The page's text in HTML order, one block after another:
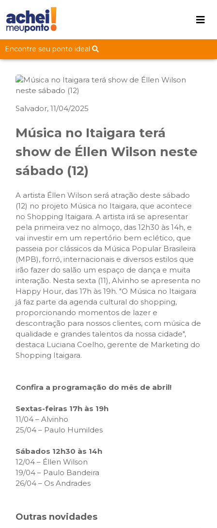
Encontre seu ponto ideal
Salvador, 11/04/2025
Música no Itaigara terá
show de Éllen Wilson neste
sábado (12)
A artista Éllen Wilson será atração deste sábado
(12) no projeto Música no Itaigara, que acontece
no Shopping Itaigara. A artista irá se apresentar
pela primeira vez no almoço, das 12h30 às 14h, e
vai investir em um repertório bem eclético, que
passeia por clássicos da Música Popular Brasileira
(MPB), forró, internacionais e diversos estilos que
irão fazer do salão um espaço de dança e muita
interação. Nesta sexta (11), Alvinho se apresenta no
Happy Hour, das 17h às 19h. "O Música no Itaigara
já faz parte da agenda cultural do shopping,
proporcionando momentos de lazer e
descontração para nossos clientes, com música de
qualidade e grandes talentos da nossa cidade",
destaca Luciana Coelho, gerente de Marketing do
Shopping Itaigara.
Confira a programação do mês de abril!
Sextas-feiras 17h às 19h
11/04 – Alvinho
25/04 – Paulo Humildes
Sábados 12h30 às 14h
12/04 – Éllen Wilson
19/04 – Paulo Bandeira
26/04 – Os Andrades
Outras novidades